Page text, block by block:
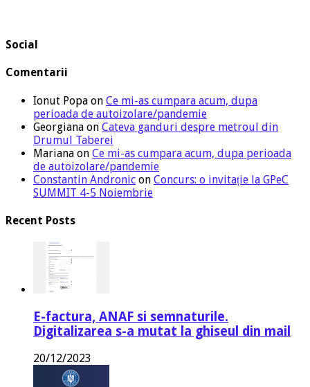
Social
Comentarii
Ionut Popa on Ce mi-as cumpara acum, dupa
perioada de autoizolare/pandemie
Georgiana on Cateva ganduri despre metroul din
Drumul Taberei
Mariana on Ce mi-as cumpara acum, dupa perioada
de autoizolare/pandemie
Constantin Andronic on Concurs: o invitație la GPeC
SUMMIT 4-5 Noiembrie
Recent Posts
E-factura, ANAF si semnaturile.
Digitalizarea s-a mutat la ghiseul din mail
20/12/2023